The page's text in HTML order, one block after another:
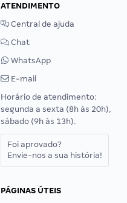
ATENDIMENTO
Central de ajuda
Chat
WhatsApp
E-mail
Horário de atendimento:
segunda a sexta (8h às 20h),
sábado (9h às 13h).
Foi aprovado?
Envie-nos a sua história!
PÁGINAS ÚTEIS